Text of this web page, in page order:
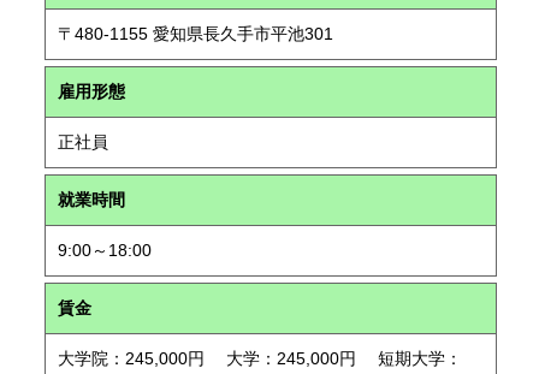
〒480-1155 愛知県長久手市平池301
雇用形態
正社員
就業時間
9:00～18:00
賃金
大学院：245,000円 大学：245,000円 短期大学：